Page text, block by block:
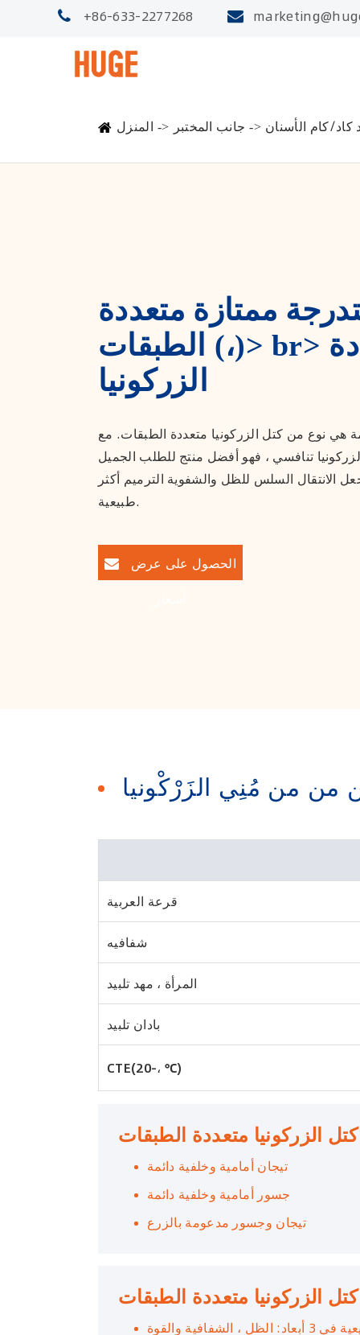
+86-633-2277268
المنزل جانب المختبر كاد/كام الأسنان
ممتازة متعددة
الطبقات (،)> br> من مادة
الزركونيا
هي نوع من كتل الزركونيا متعددة الطبقات. مع
تنافسي ، فهو أفضل منتج للطلب الجميل
الانتقال السلس للظل والشفوية الترميم أكثر
طبيعية.
من مُنِي الزَرْكْونيا
قرعة العربية
شفافيه
المرأة ، مهد تلبيد
بادان تلبيد
CTE(20-، ℃)
الزركونيا متعددة الطبقات
تيجان أمامية وخلفية دائمة
جسور أمامية وخلفية دائمة
تيجان وجسور مدعومة بالزرع
كتل الزركونيا متعددة الطبقات
، الشفافية والقوة